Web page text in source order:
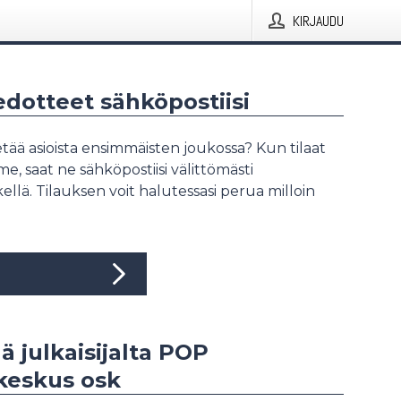
KIRJAUDU
sähköpostiisi
asioista ensimmäisten joukossa? Kun tilaat
saat ne sähköpostiisi välittömästi
Tilauksen voit halutessasi perua milloin
julkaisijalta POP
osk